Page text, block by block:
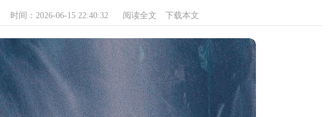
时间：2026-06-15 22:40:32 阅读全文 下载本文